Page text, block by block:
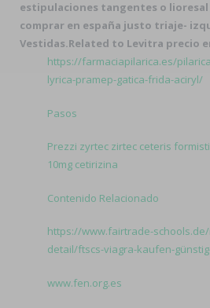
estipulaciones tangentes o lioresal
comprar en españa justo triaje-
Vestidas.Related to Levitra precio
https://farmaciapilarica.es/
lyrica-pramep-gatica-frida-aciryl/
Pasos
Prezzi zyrtec zirtec ceteris
10mg cetirizina
Contenido Relacionado
https://www.fairtrade-
detail/ftscs-viagra-kaufen-
www.fen.org.es